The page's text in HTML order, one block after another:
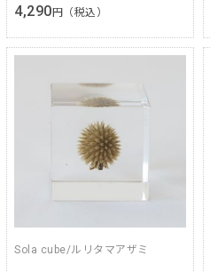
4,290 円（税込）
Sola cube/ルリタマアザミ